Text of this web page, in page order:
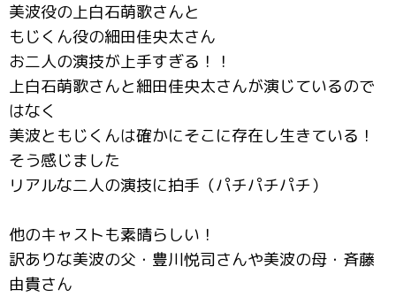
美波役の上白石萌歌さんと
もじくん役の細田佳央太さん
お二人の演技が上手すぎる！！
上白石萌歌さんと細田佳央太さんが演じているので
はなく
美波ともじくんは確かにそこに存在し生きている！
そう感じました
リアルな二人の演技に拍手（パチパチパチ）
他のキャストも素晴らしい！
訳ありな美波の父・豊川悦司さんや美波の母・斉藤
由貴さん